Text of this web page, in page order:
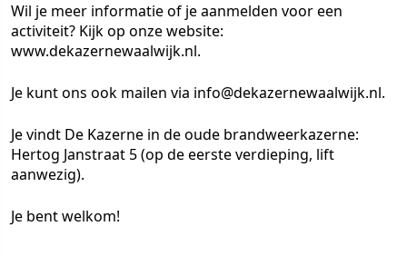
Wil je meer informatie of je aanmelden voor een
activiteit? Kijk op onze website:
www.dekazernewaalwijk.nl.
Je kunt ons ook mailen via info@dekazernewaalwijk.nl.
Je vindt De Kazerne in de oude brandweerkazerne:
Hertog Janstraat 5 (op de eerste verdieping, lift
aanwezig).
Je bent welkom!